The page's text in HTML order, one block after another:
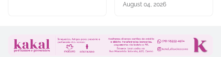
August 04, 2026